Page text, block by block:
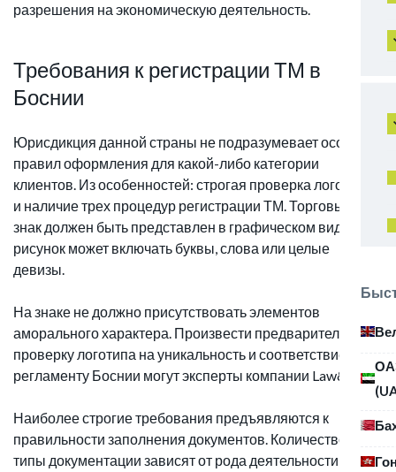
разрешения на экономическую деятельность.
Требования к регистрации ТМ в
Боснии
Юрисдикция данной страны не подразумевает особых
правил оформления для какой-либо категории
клиентов. Из особенностей: строгая проверка логотипа
и наличие трех процедур регистрации ТМ. Торговый
знак должен быть представлен в графическом виде,
рисунок может включать буквы, слова или целые
девизы.
На знаке не должно присутствовать элементов
аморального характера. Произвести предварительную
проверку логотипа на уникальность и соответствие
регламенту Боснии могут эксперты компании Law&Trust.
Наиболее строгие требования предъявляются к
правильности заполнения документов. Количество и
типы документации зависят от рода деятельности